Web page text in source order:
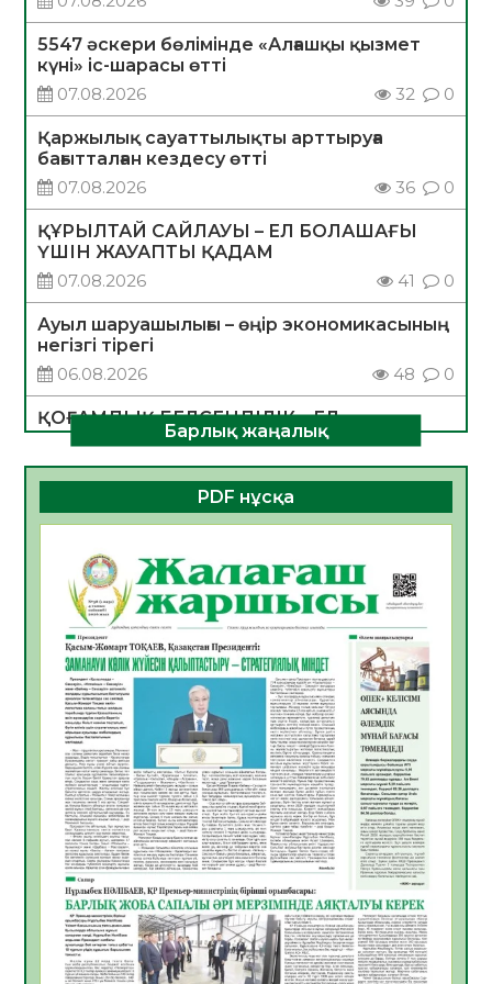
5547 әскери бөлімінде «Алғашқы қызмет
күні» іс-шарасы өтті
07.08.2026
32 0
Қаржылық сауаттылықты арттыруға
бағытталған кездесу өтті
07.08.2026
36 0
ҚҰРЫЛТАЙ САЙЛАУЫ – ЕЛ БОЛАШАҒЫ
ҮШІН ЖАУАПТЫ ҚАДАМ
07.08.2026
41 0
Ауыл шаруашылығы – өңір экономикасының
негізгі тірегі
06.08.2026
48 0
ҚОҒАМДЫҚ БЕЛСЕНДІЛІК – ЕЛ
ДАМУЫНЫҢ НЕГІЗІ
06.08.2026
46 0
ҚҰРЫЛТАЙ САЙЛАУЫ – БОЛАШАҚҚА
06.08.2026
Инфекциялық ауруларға қарсы иммундау
жұмыстарының тиімділігі
06.08.2026
50
Көкжөтел ауруы туралы
06.08.2026
47
АПВ вакцинасы туралы мәлімет
06.08.2026
45
Open Air: Қызылорда облысы полиция
департаменті 20 мыңнан астам
көрерменнің қауіпсіздігін қамтамасыз етті
06.08.2026
59
ҚЫЗЫЛОРДАДА «САНАЛЫ ҰРПАҚ –
ЖАРҚЫН БОЛАШАҚ» АТТЫ КЕҢЕЙТІЛГЕН
Барлық жаңалық
PDF нұсқа